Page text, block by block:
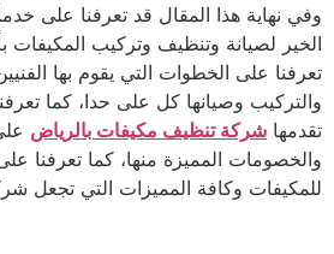
نهاية هذا المقال قد تعرفنا على خدمات
لصيانة وتنظيف وتركيب المكيفات
على الخطوات التي يقوم بها الفنيين
وصيانها كل على حدا، كما تعرفنا
شركة تنظيف مكيفات بالرياض على
المميزة منها، كما تعرفنا على
وكافة المميزات التي تجعل